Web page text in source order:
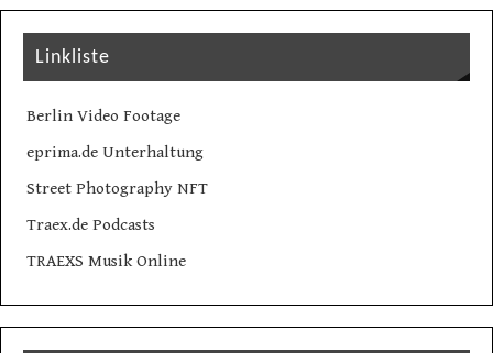
Linkliste
Berlin Video Footage
eprima.de Unterhaltung
Street Photography NFT
Traex.de Podcasts
TRAEXS Musik Online